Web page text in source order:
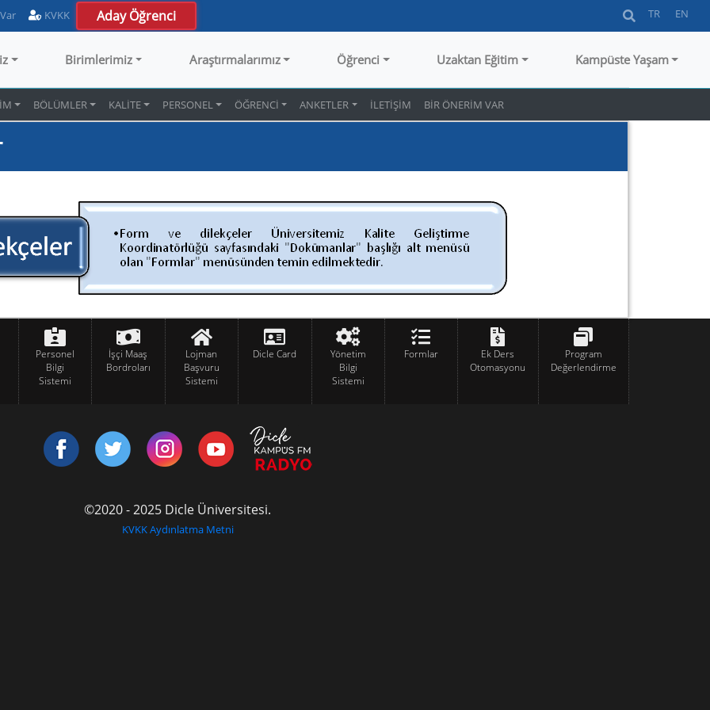
KVKK Aday Öğrenci TR EN
Birimlerimiz Araştırmalarımız Öğrenci Uzaktan Eğitim Kampüste Yaşam
BÖLÜMLER KALİTE PERSONEL ÖĞRENCİ ANKETLER İLETİŞİM BİR ÖNERİM VAR
Personel
Bilgi
Sistemi
İşçi Maaş
Bordroları
Lojman
Başvuru
Sistemi
Dicle Card
Yönetim
Bilgi
Sistemi
Formlar
Ek Ders
Otomasyonu
Program
Değerlendirme
©2020 - 2025 Dicle Üniversitesi.
KVKK Aydınlatma Metni